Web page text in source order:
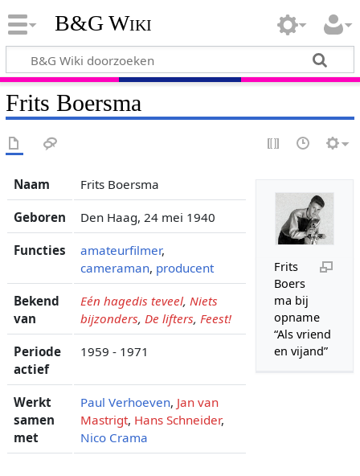
B&G Wiki
Frits Boersma
Frits
Boers
ma bij
opname
“Als vriend
en vijand”
Naam Frits Boersma
Geboren Den Haag, 24 mei 1940
Functies amateurfilmer,
cameraman, producent
Bekend
van
Eén hagedis teveel, Niets
bijzonders, De lifters, Feest!
Periode
actief
1959 - 1971
Werkt
samen
met
Paul Verhoeven, Jan van
Mastrigt, Hans Schneider,
Nico Crama